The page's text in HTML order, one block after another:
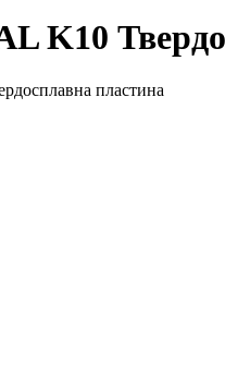
K10
пластина